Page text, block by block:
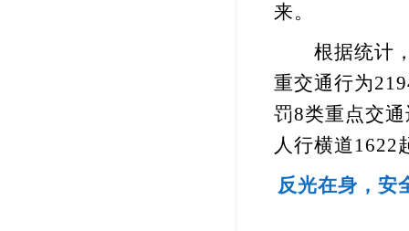
来。
根据统计，
重交通行为
罚8类重点交
人行横道1622
反光在身，安